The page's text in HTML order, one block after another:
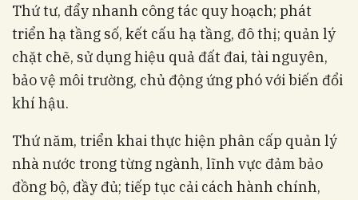
Thứ tư, đẩy nhanh công tác quy hoạch; phát
triển hạ tầng số, kết cấu hạ tầng, đô thị; quản lý
chặt chẽ, sử dụng hiệu quả đất đai, tài nguyên,
bảo vệ môi trường, chủ động ứng phó với biến đổi
khí hậu.
Thứ năm, triển khai thực hiện phân cấp quản lý
nhà nước trong từng ngành, lĩnh vực đảm bảo
đồng bộ, đầy đủ; tiếp tục cải cách hành chính,